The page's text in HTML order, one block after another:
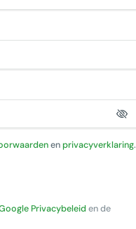
enprivacyverklaring.
Privacybeleiden de